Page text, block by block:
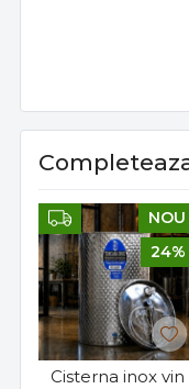
NOU
24%
Cisterna inox vin